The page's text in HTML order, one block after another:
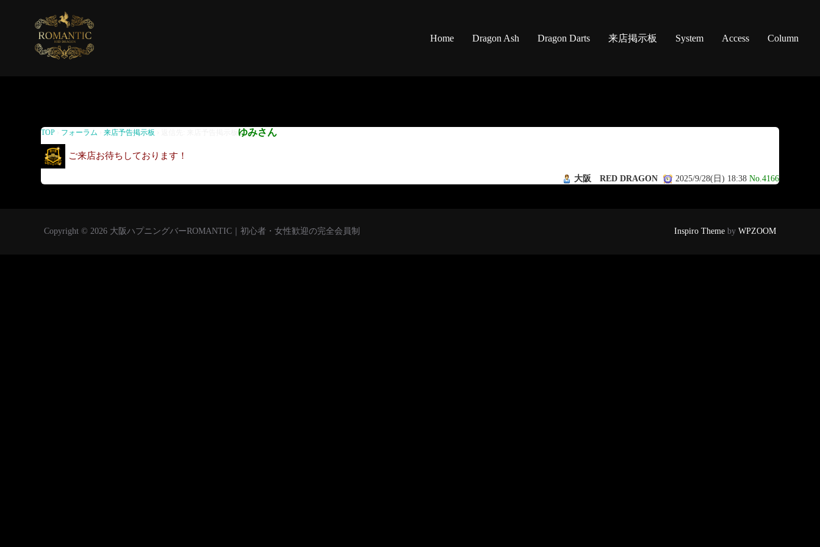
Home Dragon Ash Dragon Darts 来店掲示板 System Access Column
返信先: 来店予告掲示板
TOP フォーラム 来店予告掲示板 ゆみさん
ご来店お待ちしております！
大阪 RED DRAGON 2025/9/28(日) 18:38 No.4166
Copyright © 2026 大阪ハプニングバーROMANTIC｜初心者・女性歓迎の完全会員制 Inspiro Theme by WPZOOM